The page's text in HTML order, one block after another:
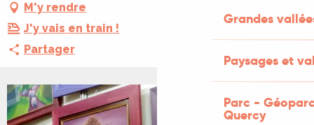
Grandes
Paysages et
Parc -
Quercy
M'y rendre
J'y vais en train !
Partager